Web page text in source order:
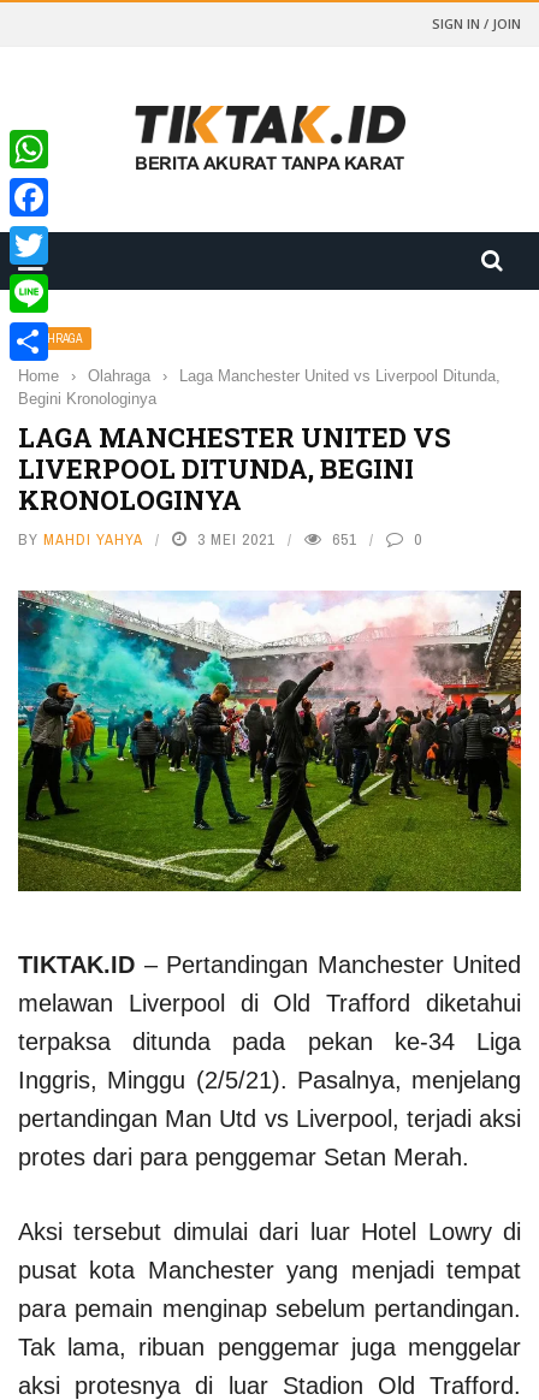
SIGN IN / JOIN
OLAHRAGA
Home › Olahraga ›
Laga Manchester United vs Liverpool Ditunda,
Begini Kronologinya
LAGA MANCHESTER UNITED VS
LIVERPOOL DITUNDA, BEGINI
KRONOLOGINYA
BY MAHDI YAHYA 3 MEI 2021 651 0
TIKTAK.ID – Pertandingan Manchester United
melawan Liverpool di Old Trafford diketahui
terpaksa ditunda pada pekan ke-34 Liga
Inggris, Minggu (2/5/21). Pasalnya, menjelang
pertandingan Man Utd vs Liverpool, terjadi aksi
protes dari para penggemar Setan Merah.
Aksi tersebut dimulai dari luar Hotel Lowry di
pusat kota Manchester yang menjadi tempat
para pemain menginap sebelum pertandingan.
Tak lama, ribuan penggemar juga menggelar
aksi protesnya di luar Stadion Old Trafford.
WhatsApp
Facebook
Twitter
Line
Share